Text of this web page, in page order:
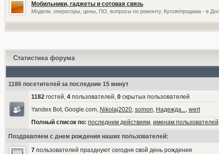
Мобильники, гаджеты и сотовая связь
Модели, операторы, цены, ПО, вопросы по ремонту. Купля/продажа - в
Статистика форума
1186 посетителей за последние 15 минут
1182гостей, 4пользователей, 0скрытых пользователей
Yandex Bot, Google.com, Nikolaj2020, somon, Надежда..., wert
Полный список по: последним действиям, именам пользователей
Поздравляем с днем рождения наших пользователей:
7пользователей празднуют сегодня свой день рождения